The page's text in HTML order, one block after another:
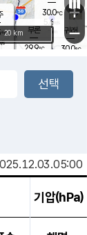
30.0℃
5.6m/s
mm
부론
29.9℃
℃
s
귀래
30.0℃
+
−
20 km
기압(hPa)